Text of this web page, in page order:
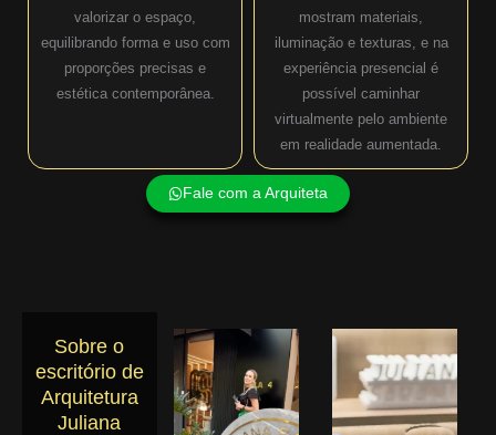
valorizar o espaço,
equilibrando forma e uso com
proporções precisas e
estética contemporânea.
mostram materiais,
iluminação e texturas, e na
experiência presencial é
possível caminhar
virtualmente pelo ambiente
em realidade aumentada.
Fale com a Arquiteta
Sobre o
escritório de
Arquitetura
Juliana